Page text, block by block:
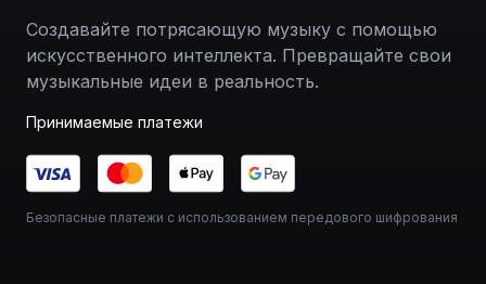
Создавайте потрясающую музыку с помощью
искусственного интеллекта. Превращайте свои
музыкальные идеи в реальность.
Принимаемые платежи
Безопасные платежи с использованием передового шифрования